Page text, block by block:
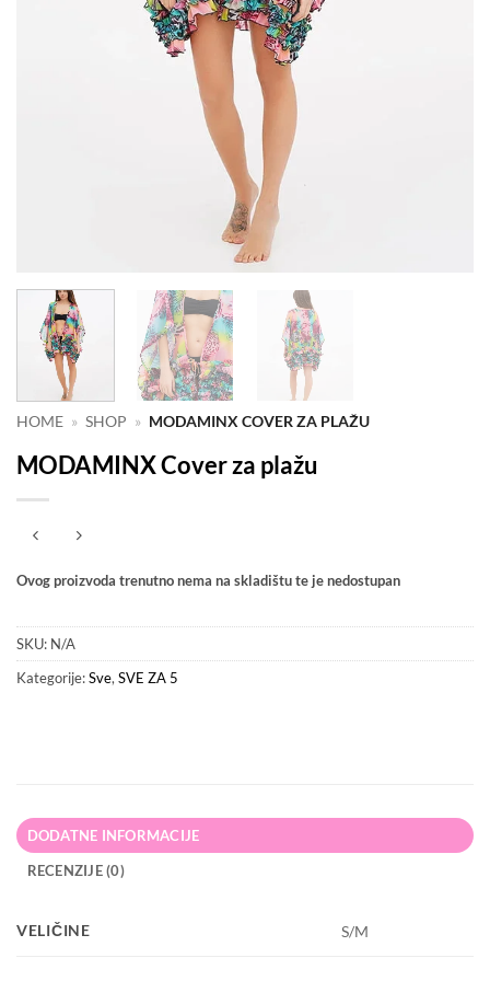
HOME » SHOP » MODAMINX COVER ZA PLAŽU
MODAMINX Cover za plažu
Ovog proizvoda trenutno nema na skladištu te je nedostupan
SKU: N/A
Kategorije:Sve, SVE ZA 5
DODATNE INFORMACIJE
RECENZIJE (0)
VELIČINE S/M